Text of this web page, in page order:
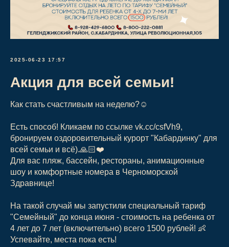
2025-06-23 17:57
Акция для всей семьи!
Как стать счастливым на неделю?☺️
Есть способ! Кликаем по ссылке vk.cc/csfVh9,
бронируем оздоровительный курорт "Кабардинку" для
всей семьи и всё).🙏🏻❤️
Для вас пляж, бассейн, рестораны, анимационные
шоу и комфортные номера в Черноморской
Здравнице!
На такой случай мы запустили специальный тариф
"Семейный" до конца июня - стоимость на ребенка от
4 лет до 7 лет (включительно) всего 1500 рублей! 👶
Успевайте, места пока есть!